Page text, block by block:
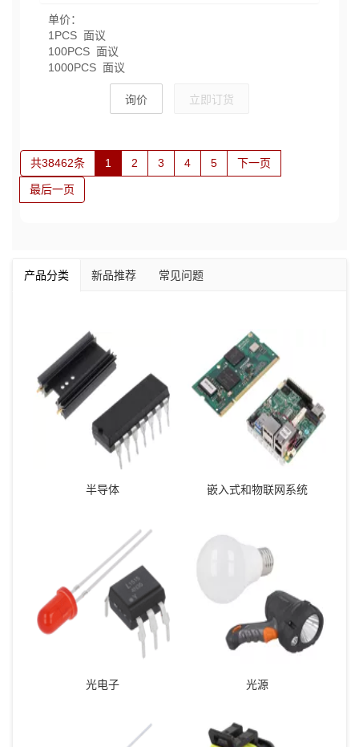
单价：
1PCS 面议
100PCS 面议
1000PCS 面议
询价 立即订货
共38462条 1 2 3 4 5 下一页
最后一页
产品分类 新品推荐 常见问题
半导体 嵌入式和物联网系统
光电子 光源